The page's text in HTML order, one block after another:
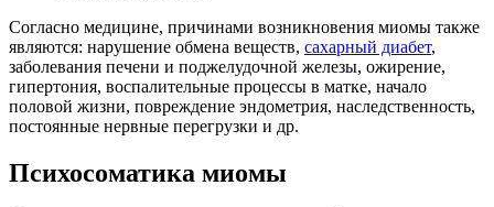
Согласно медицине, причинами возникновения миомы также
являются: нарушение обмена веществ, сахарный диабет,
заболевания печени и поджелудочной железы, ожирение,
гипертония, воспалительные процессы в матке, начало
половой жизни, повреждение эндометрия, наследственность,
постоянные нервные перегрузки и др.
Психосоматика миомы